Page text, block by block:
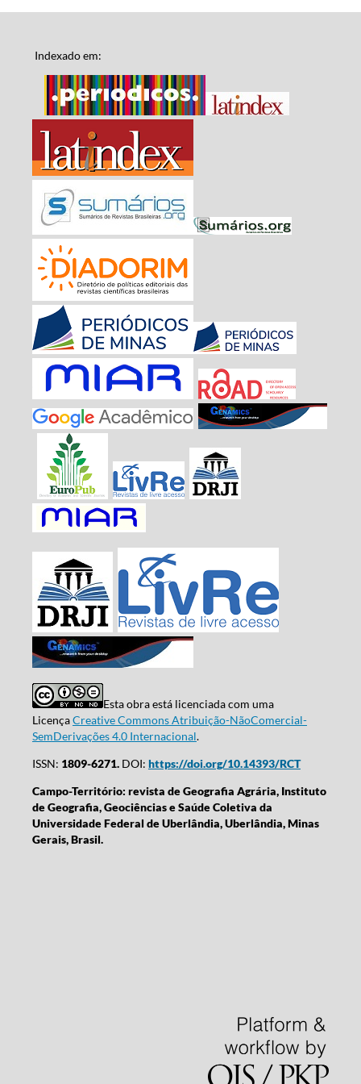
Indexado em:
Esta obra está licenciada com uma
LicençaCreative Commons Atribuição-NãoComercial-
SemDerivações 4.0 Internacional.
ISSN: 1809-6271.DOI: https://doi.org/10.14393/RCT
Campo-Território: revista de Geografia Agrária, Instituto
de Geografia, Geociências e Saúde Coletiva da
Universidade Federal de Uberlândia, Uberlândia, Minas
Gerais, Brasil.